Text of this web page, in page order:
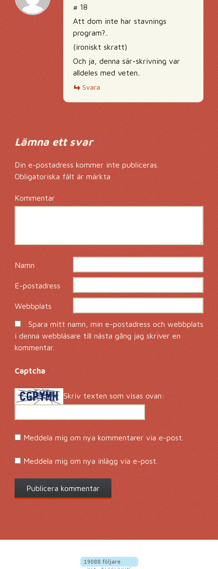
# 18
Att dom inte har stavnings
program?..
(ironiskt skratt)
Och ja, denna sär-skrivning var
alldeles med veten..
Svara
Lämna ett svar
Din e-postadress kommer inte publiceras.
Obligatoriska fält är märkta *
Kommentar *
Namn *
E-postadress*
Webbplats
Spara mitt namn, min e-postadress och webbplats
i denna webbläsare till nästa gång jag skriver en
kommentar.
Captcha*
Skriv texten som visas ovan:
Meddela mig om nya kommentarer via e-post.
Meddela mig om nya inlägg via e-post.